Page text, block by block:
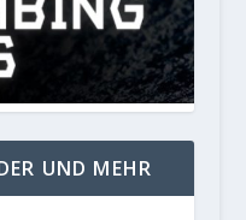
UND MEHR